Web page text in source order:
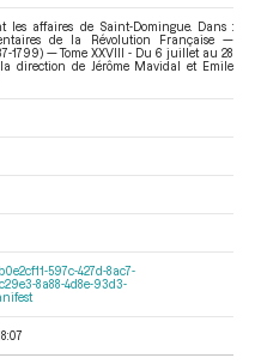
les affaires de Saint-Domingue. Dans :
de la Révolution Française —
1799) — Tome XXVIII - Du 6 juillet au 28
la direction de Jérôme Mavidal et Emile
597c-427d-8ac7-
8a88-4d8e-93d3-